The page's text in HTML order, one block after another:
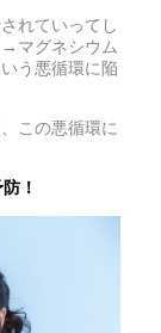
れていってし
マグネシウム
う悪循環に陥
この悪循環に
！